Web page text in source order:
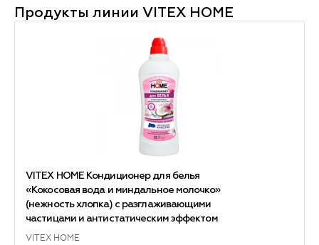
Продукты линии VITEX HOME
VITEX HOME Кондиционер для белья
«Кокосовая вода и миндальное молочко»
(нежность хлопка) с разглаживающими
частицами и антистатическим эффектом
VITEX HOME